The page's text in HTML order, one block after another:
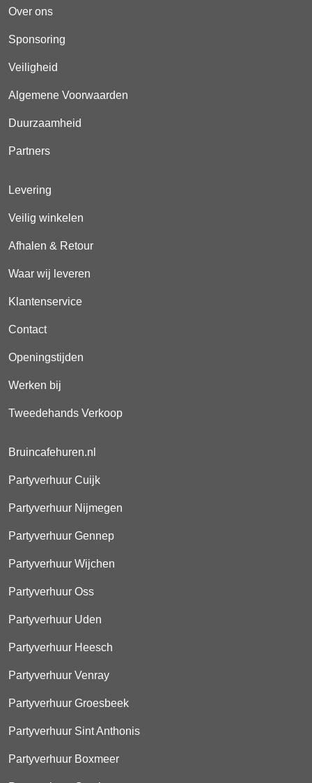
Over ons
Sponsoring
Veiligheid
Algemene Voorwaarden
Duurzaamheid
Partners
Levering
Veilig winkelen
Afhalen & Retour
Waar wij leveren
Klantenservice
Contact
Openingstijden
Werken bij
Tweedehands Verkoop
Bruincafehuren.nl
Partyverhuur Cuijk
Partyverhuur Nijmegen
Partyverhuur Gennep
Partyverhuur Wijchen
Partyverhuur Oss
Partyverhuur Uden
Partyverhuur Heesch
Partyverhuur Venray
Partyverhuur Groesbeek
Partyverhuur Sint Anthonis
Partyverhuur Boxmeer